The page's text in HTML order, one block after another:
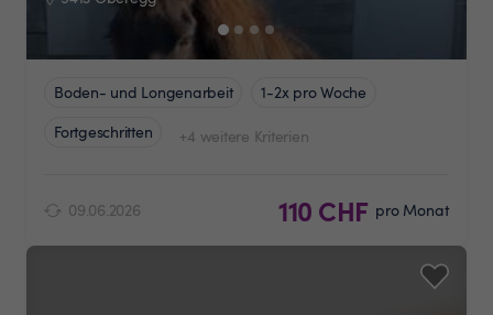
Boden- und Longenarbeit
1-2x pro Woche
Fortgeschritten
+4 weitere Kriterien
09.06.2026 110 CHF pro Monat